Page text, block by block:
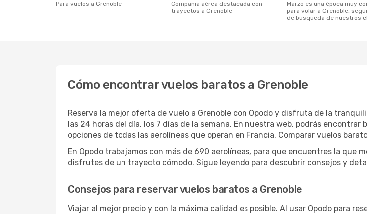
Para vuelos a Grenoble
Compañia aérea destacada con
trayectos a Grenoble
marzo es una época muy concurrida
para volar a Grenoble,
de búsqueda de nuestros
Cómo encontrar vuelos baratos a Grenoble
Reserva la mejor oferta de vuelo a Grenoble con Opodo y disfruta de la
las 24 horas del día, los 7 días de la semana. En nuestra web, podrás
opciones de todas las aerolíneas que operan en Francia. Comparar vuelos
En Opodo trabajamos con más de 690 aerolíneas, para que encuentres la que
disfrutes de un trayecto cómodo. Sigue leyendo para descubrir consejos y
Consejos para reservar vuelos baratos a Grenoble
Viajar al mejor precio y con la máxima calidad es posible. Al usar Opodo para